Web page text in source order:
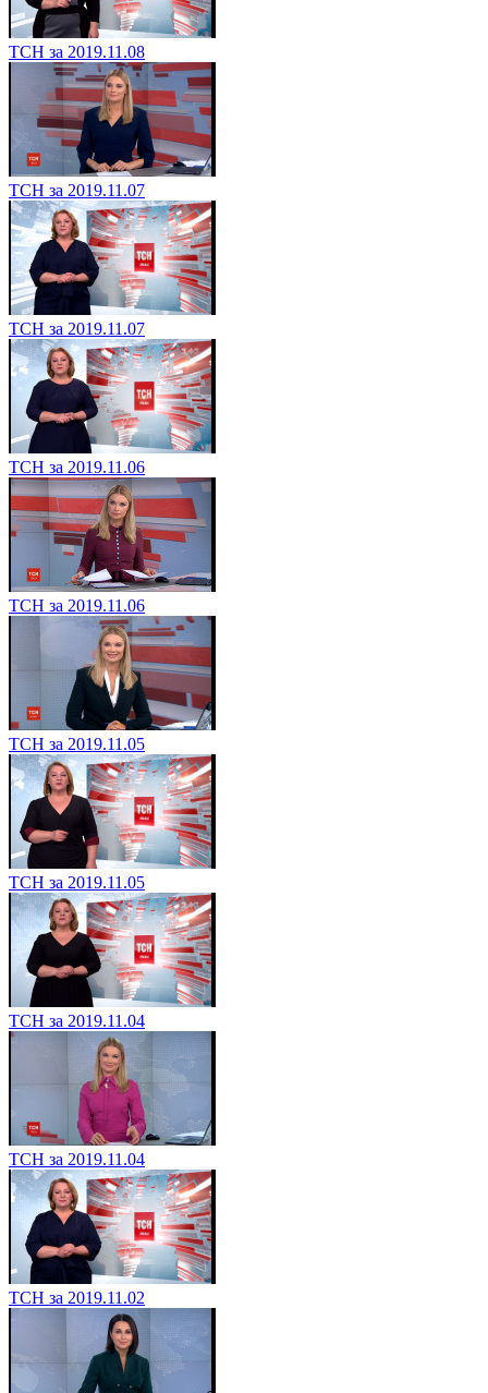
ТСН за 2019.11.08
ТСН за 2019.11.07
ТСН за 2019.11.07
ТСН за 2019.11.06
ТСН за 2019.11.06
ТСН за 2019.11.05
ТСН за 2019.11.05
ТСН за 2019.11.04
ТСН за 2019.11.04
ТСН за 2019.11.02